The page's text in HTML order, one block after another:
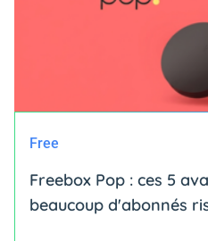
Free
Freebox Pop : ces 5
beaucoup d'abonnés